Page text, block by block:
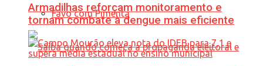
Favo com Pimenta
Armadilhas reforçam monitoramento e
tornam combate à dengue mais eficiente